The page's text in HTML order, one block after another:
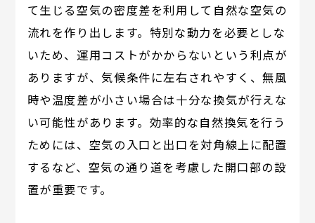
て生じる空気の密度差を利用して自然な空気の
流れを作り出します。特別な動力を必要としな
いため、運用コストがかからないという利点が
ありますが、気候条件に左右されやすく、無風
時や温度差が小さい場合は十分な換気が行えな
い可能性があります。効率的な自然換気を行う
ためには、空気の入口と出口を対角線上に配置
するなど、空気の通り道を考慮した開口部の設
置が重要です。